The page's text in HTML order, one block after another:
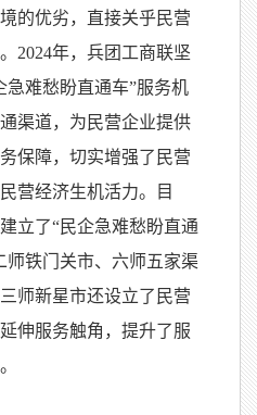
的优劣，直接关乎民营
2024年，兵团工商联坚
急难愁盼直通车”服务机
渠道，为民营企业提供
保障，切实增强了民营
营经济生机活力。目
立了“民企急难愁盼直通
师铁门关市、六师五家渠
师新星市还设立了民营
伸服务触角，提升了服